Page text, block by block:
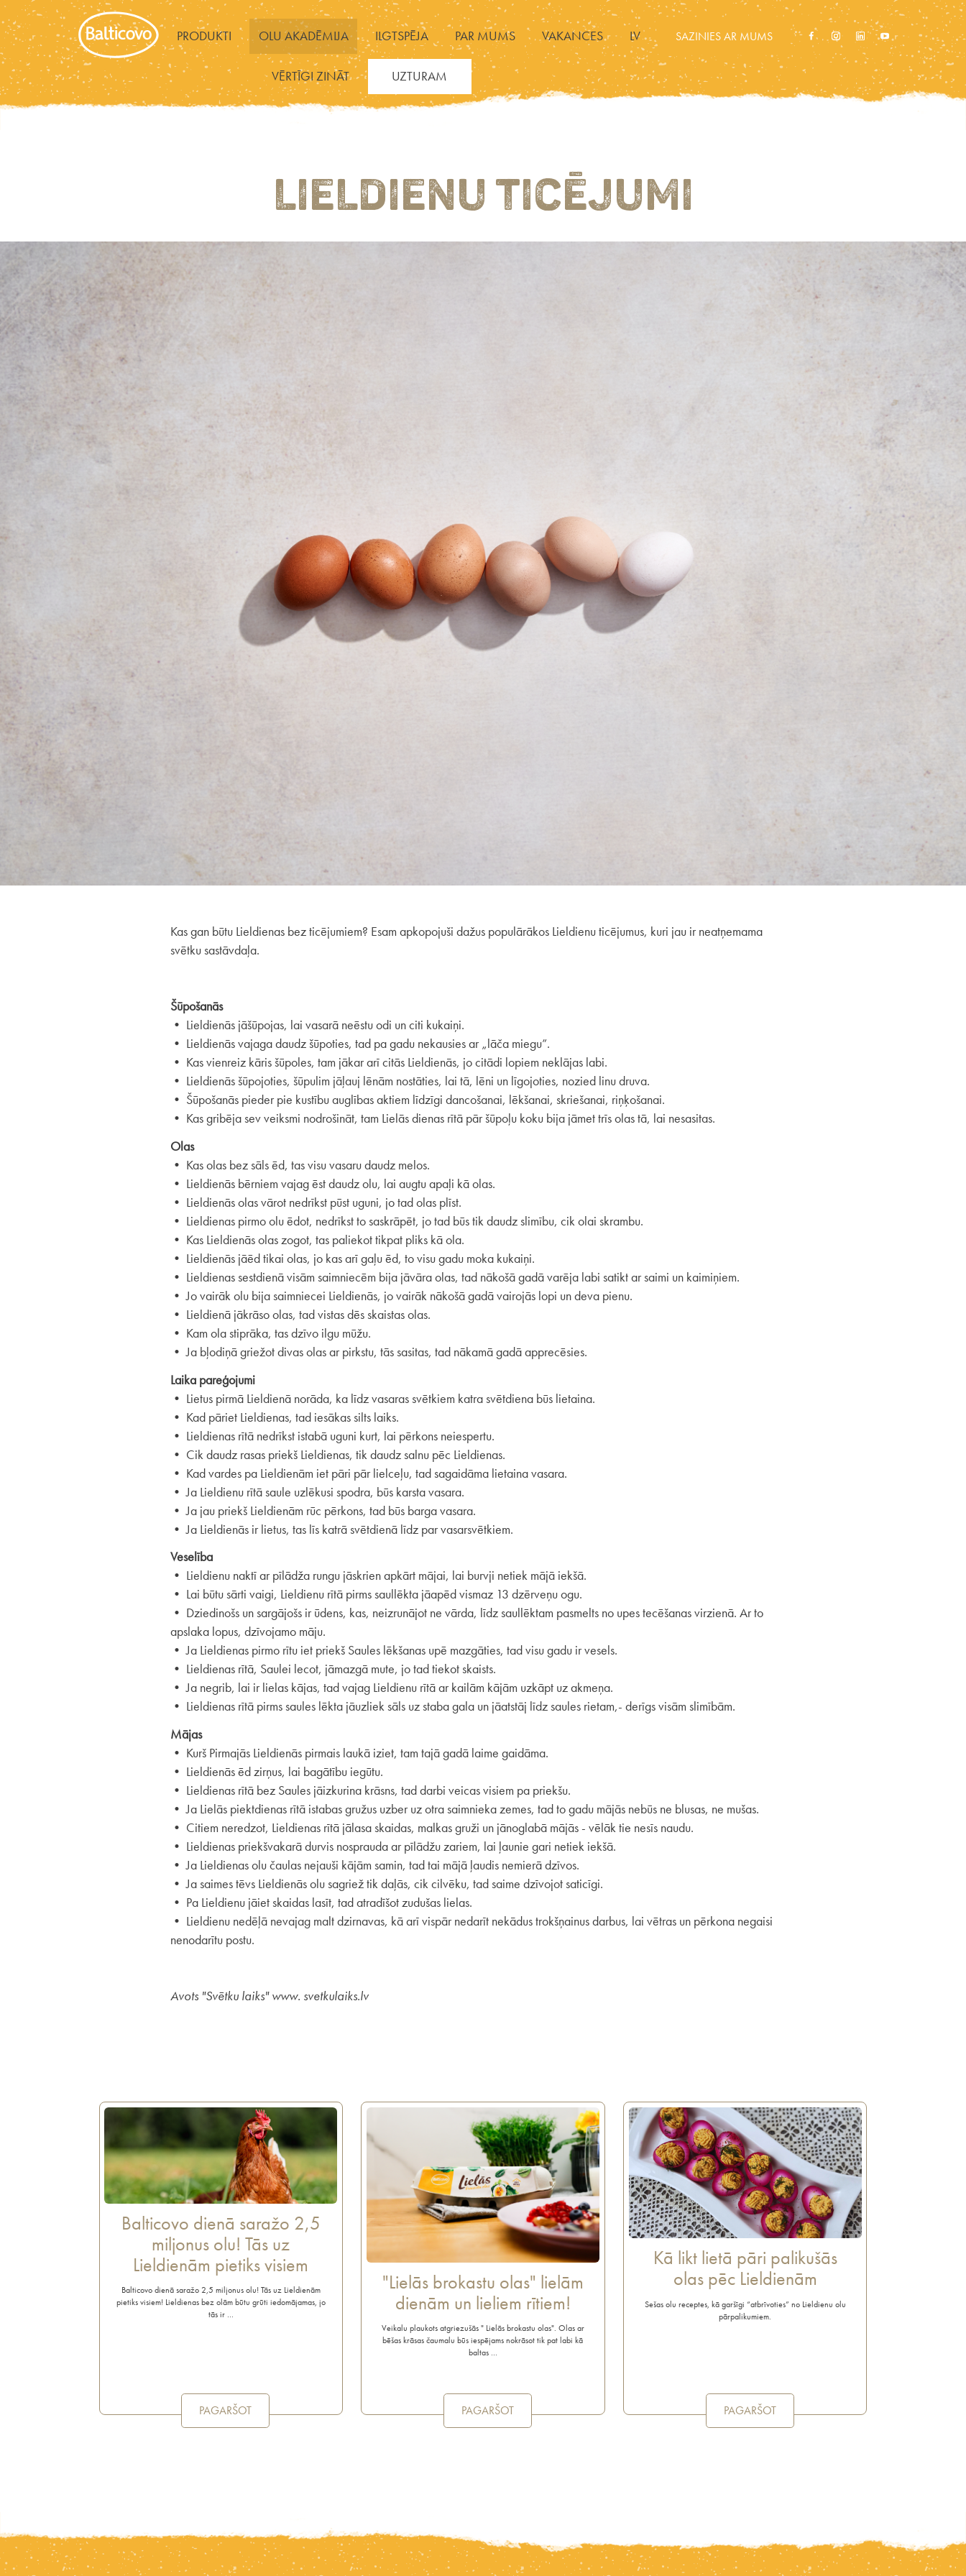
PRODUKTI OLU AKADĒMIJA
VĒRTĪGI ZINĀT UZTURAM
ILGTSPĒJA PAR MUMS VAKANCES LV SAZINIES AR MUMS
LIELDIENU TICĒJUMI
Kas gan būtu Lieldienas bez ticējumiem? Esam apkopojuši dažus populārākos Lieldienu ticējumus, kuri jau ir neatņemama
svētku sastāvdaļa.
Šūpošanās
• Lieldienās jāšūpojas, lai vasarā neēstu odi un citi kukaiņi.
• Lieldienās vajaga daudz šūpoties, tad pa gadu nekausies ar „lāča miegu”.
• Kas vienreiz kāris šūpoles, tam jākar arī citās Lieldienās, jo citādi lopiem neklājas labi.
• Lieldienās šūpojoties, šūpulim jāļauj lēnām nostāties, lai tā, lēni un līgojoties, nozied linu druva.
• Šūpošanās pieder pie kustību auglības aktiem līdzīgi dancošanai, lēkšanai, skriešanai, riņķošanai.
• Kas gribēja sev veiksmi nodrošināt, tam Lielās dienas rītā pār šūpoļu koku bija jāmet trīs olas tā, lai nesasitas.
Olas
• Kas olas bez sāls ēd, tas visu vasaru daudz melos.
• Lieldienās bērniem vajag ēst daudz olu, lai augtu apaļi kā olas.
• Lieldienās olas vārot nedrīkst pūst uguni, jo tad olas plīst.
• Lieldienas pirmo olu ēdot, nedrīkst to saskrāpēt, jo tad būs tik daudz slimību, cik olai skrambu.
• Kas Lieldienās olas zogot, tas paliekot tikpat pliks kā ola.
• Lieldienās jāēd tikai olas, jo kas arī gaļu ēd, to visu gadu moka kukaiņi.
• Lieldienas sestdienā visām saimniecēm bija jāvāra olas, tad nākošā gadā varēja labi satikt ar saimi un kaimiņiem.
• Jo vairāk olu bija saimniecei Lieldienās, jo vairāk nākošā gadā vairojās lopi un deva pienu.
• Lieldienā jākrāso olas, tad vistas dēs skaistas olas.
• Kam ola stiprāka, tas dzīvo ilgu mūžu.
• Ja bļodiņā griežot divas olas ar pirkstu, tās sasitas, tad nākamā gadā apprecēsies.
Laika pareģojumi
• Lietus pirmā Lieldienā norāda, ka līdz vasaras svētkiem katra svētdiena būs lietaina.
• Kad pāriet Lieldienas, tad iesākas silts laiks.
• Lieldienas rītā nedrīkst istabā uguni kurt, lai pērkons neiespertu.
• Cik daudz rasas priekš Lieldienas, tik daudz salnu pēc Lieldienas.
• Kad vardes pa Lieldienām iet pāri pār lielceļu, tad sagaidāma lietaina vasara.
• Ja Lieldienu rītā saule uzlēkusi spodra, būs karsta vasara.
• Ja jau priekš Lieldienām rūc pērkons, tad būs barga vasara.
• Ja Lieldienās ir lietus, tas līs katrā svētdienā līdz par vasarsvētkiem.
Veselība
• Lieldienu naktī ar pīlādža rungu jāskrien apkārt mājai, lai burvji netiek mājā iekšā.
• Lai būtu sārti vaigi, Lieldienu rītā pirms saullēkta jāapēd vismaz 13 dzērveņu ogu.
• Dziedinošs un sargājošs ir ūdens, kas, neizrunājot ne vārda, līdz saullēktam pasmelts no upes tecēšanas virzienā. Ar to
apslaka lopus, dzīvojamo māju.
• Ja Lieldienas pirmo rītu iet priekš Saules lēkšanas upē mazgāties, tad visu gadu ir vesels.
• Lieldienas rītā, Saulei lecot, jāmazgā mute, jo tad tiekot skaists.
• Ja negrib, lai ir lielas kājas, tad vajag Lieldienu rītā ar kailām kājām uzkāpt uz akmeņa.
• Lieldienas rītā pirms saules lēkta jāuzliek sāls uz staba gala un jāatstāj līdz saules rietam,- derīgs visām slimībām.
Mājas
• Kurš Pirmajās Lieldienās pirmais laukā iziet, tam tajā gadā laime gaidāma.
• Lieldienās ēd zirņus, lai bagātību iegūtu.
• Lieldienas rītā bez Saules jāizkurina krāsns, tad darbi veicas visiem pa priekšu.
• Ja Lielās piektdienas rītā istabas gružus uzber uz otra saimnieka zemes, tad to gadu mājās nebūs ne blusas, ne mušas.
• Citiem neredzot, Lieldienas rītā jālasa skaidas, malkas gruži un jānoglabā mājās - vēlāk tie nesīs naudu.
• Lieldienas priekšvakarā durvis nosprauda ar pīlādžu zariem, lai ļaunie gari netiek iekšā.
• Ja Lieldienas olu čaulas nejauši kājām samin, tad tai mājā ļaudis nemierā dzīvos.
• Ja saimes tēvs Lieldienās olu sagriež tik daļās, cik cilvēku, tad saime dzīvojot saticīgi.
• Pa Lieldienu jāiet skaidas lasīt, tad atradīšot zudušas lielas.
• Lieldienu nedēļā nevajag malt dzirnavas, kā arī vispār nedarīt nekādus trokšņainus darbus, lai vētras un pērkona negaisi
nenodarītu postu.
Avots "Svētku laiks" www. svetkulaiks.lv
Balticovo dienā saražo 2,5
miljonus olu! Tās uz
Lieldienām pietiks visiem
Balticovo dienā saražo 2,5 miljonus olu! Tās uz Lieldienām
pietiks visiem! Lieldienas bez olām būtu grūti iedomājamas, jo
tās ir …
PAGARŠOT
"Lielās brokastu olas" lielām
dienām un lieliem rītiem!
Veikalu plaukots atgriezušās " Lielās brokastu olas". Olas ar
bēšas krāsas čaumalu būs iespējams nokrāsot tik pat labi kā
baltas …
PAGARŠOT
Kā likt lietā pāri palikušās
olas pēc Lieldienām
Sešas olu receptes, kā garšīgi “atbrīvoties” no Lieldienu olu
pārpalikumiem.
PAGARŠOT